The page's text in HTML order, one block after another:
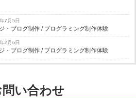
7月5日
・ブログ制作 / プログラミング制作体験
2月6日
・ブログ制作 / プログラミング制作体験
問い合わせ